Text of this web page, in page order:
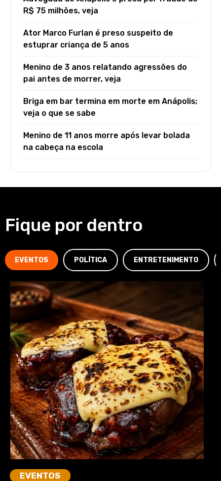
R$ 75 milhões, veja
Ator Marco Furlan é preso suspeito de
estuprar criança de 5 anos
Menino de 3 anos relatando agressões do
pai antes de morrer, veja
Briga em bar termina em morte em Anápolis;
veja o que se sabe
Menino de 11 anos morre após levar bolada
na cabeça na escola
Fique por dentro
EVENTOS POLÍTICA ENTRETENIMENTO
EVENTOS